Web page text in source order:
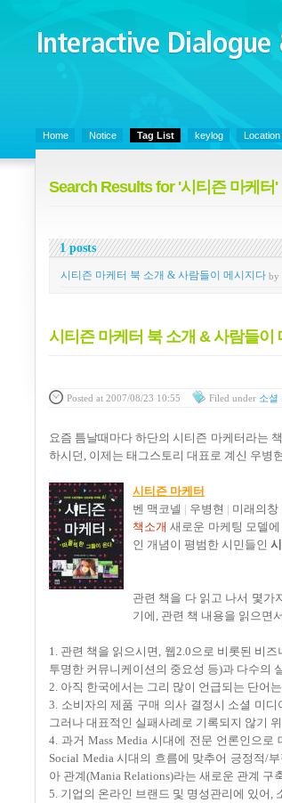
Interactive
PR 2.0
Home Notice Tag List keylog
Search Results for '시티즌 마케터'
1 posts
시티즌 마케터 북 소개 & 사람들이 메시지다 by
시티즌 마케터 북 소개 & 사람들이
Posted at 2007/08/23 10:55 Filed under 소셜
요즘 틈날때마다 하단의 시티즌 마케터라는
하시던, 이제는 태그스토리 대표로 계신 우병
시티즌 마케터
벤 맥코넬 | 우병현 | 미래의창
책소개 새로운 마케팅 모델
인 개념이 평범한 시민들인
관련 책을 다 읽고 나서 몇가
기에, 관련 책 내용을 읽으면
1. 관련 책을 읽으시면, 웹2.0으로 비롯된 비
투명한 커뮤니케이션의 중요성 등)과 다수의
2. 아직 한국에서는 그리 많이 언급되는 단어
3. 소비자의 제품 구매 의사 결정시 소셜 미
그러나 대표적인 실패사례로 기록되지 않기
4. 과거 Mass Media 시대에 전문 언론인으로
Social Media 시대의 흐름에 맞추어 긍정적/
아 관계(Mania Relations)라는 새로운 관계
5. 기업의 온라인 브랜드 및 명성관리에 있어,